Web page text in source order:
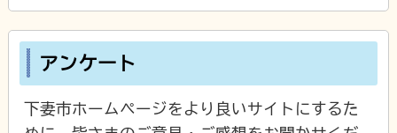
アンケート
下妻市ホームページをより良いサイトにするた